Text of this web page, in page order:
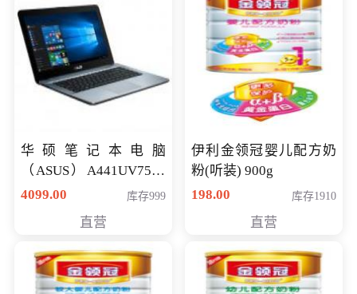
华硕笔记本电脑
（ASUS）A441UV7500
顽石（7代i7-7500U 4G
4099.00 库存999
直营
伊利金领冠婴儿配方奶
粉(听装) 900g
198.00
库存1910
直营